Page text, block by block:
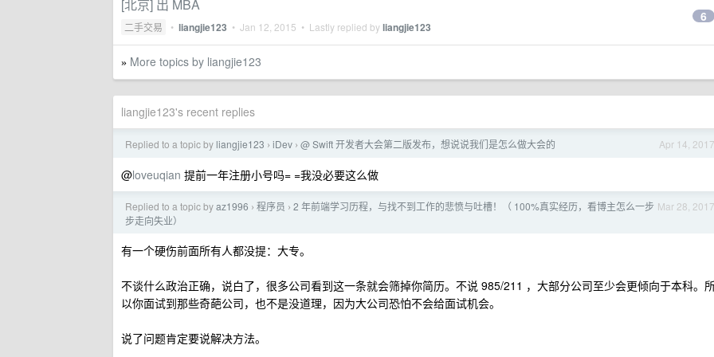
[北京] 出 MBA
二手交易 • liangjie123 • Jan 12, 2015 • Lastly replied byliangjie123
6
» More topics by liangjie123
liangjie123's recent replies
Apr 14, 2017
Replied to a topic by liangjie123 › iDev › @ Swift 开发者大会第二版发布，想说说我们是怎么做大会的
@loveuqian 提前一年注册小号吗= =我没必要这么做
Mar 28, 2017
Replied to a topic byaz1996 › 程序员 › 2 年前端学习历程，与找不到工作的悲愤与吐槽！（ 100%真实经历，看博主怎么一步
步走向失业）
有一个硬伤前面所有人都没提：大专。
不谈什么政治正确，说白了，很多公司看到这一条就会筛掉你简历。不说 985/211 ，大部分公司至少会更倾向于本科。
以你面试到那些奇葩公司，也不是没道理，因为大公司恐怕不会给面试机会。
说了问题肯定要说解决方法。